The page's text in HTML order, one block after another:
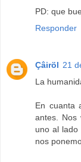
PD: que
Responder
Çâiröl 21
La
En cuanta
antes. Nos
uno al
nos